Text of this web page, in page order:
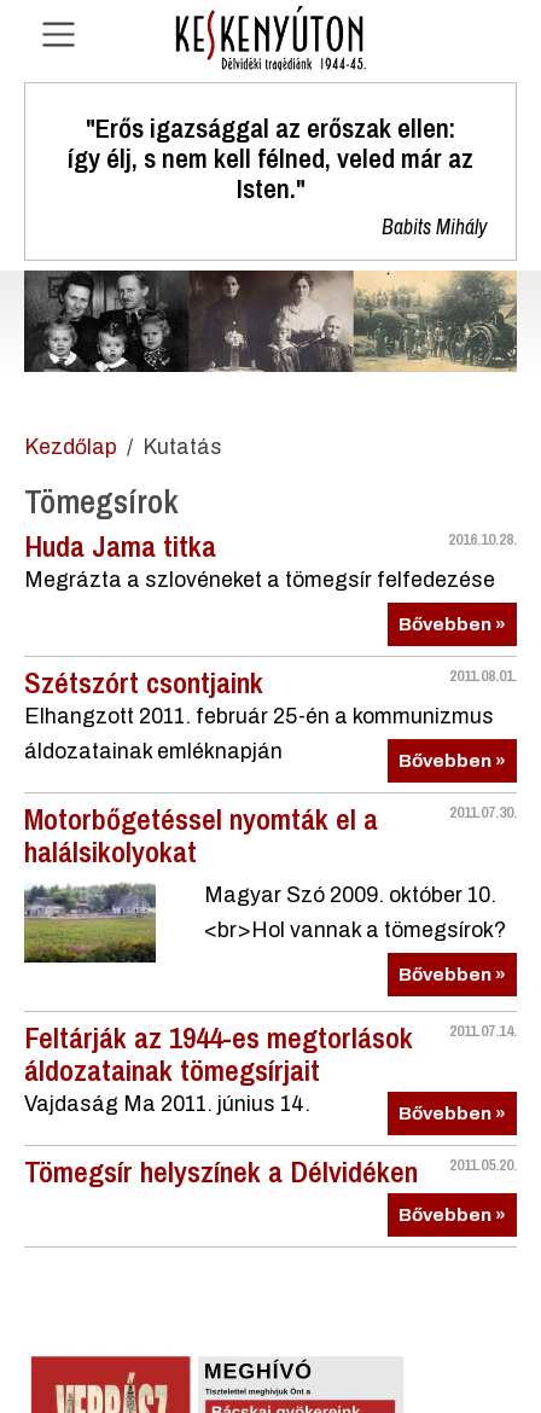
"Erős igazsággal az erőszak ellen:
így élj, s nem kell félned, veled már az
Isten."
Babits Mihály
Kezdőlap Kutatás
Tömegsírok
2016.10.28.
Huda Jama titka
Megrázta a szlovéneket a tömegsír felfedezése
Bővebben »
2011.08.01.
Szétszórt csontjaink
Elhangzott 2011. február 25-én a kommunizmus
áldozatainak emléknapján
Bővebben »
2011.07.30.
Motorbőgetéssel nyomták el a
halálsikolyokat
Magyar Szó 2009. október 10.
<br>Hol vannak a tömegsírok?
Bővebben »
2011.07.14.
Feltárják az 1944-es megtorlások
áldozatainak tömegsírjait
Vajdaság Ma 2011. június 14. Bővebben »
2011.05.20.
Tömegsír helyszínek a Délvidéken
Bővebben »